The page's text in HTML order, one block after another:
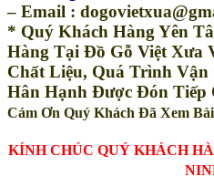
– Email :
* Quý Khách Hàng Yên
Hàng Tại Đồ Gỗ Việt Xưa
Chất Liệu, Quá Trình
Hân Hạnh Được Đón Tiếp
Cảm Ơn Quý Khách Đã Xem
KÍNH CHÚC QUÝ KHÁCH